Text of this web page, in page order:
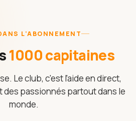
L'ABONNEMENT
1000 capitaines
Le club, c'est l'aide en direct,
des passionnés partout dans le
monde.